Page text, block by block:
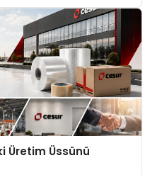
Üretim Üssünü